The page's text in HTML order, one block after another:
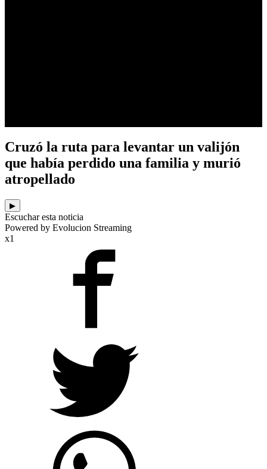
Cruzó la ruta para levantar un valijón
que había perdido una familia y murió
atropellado
▶
Escuchar esta noticia
Powered by Evolucion Streaming
x1